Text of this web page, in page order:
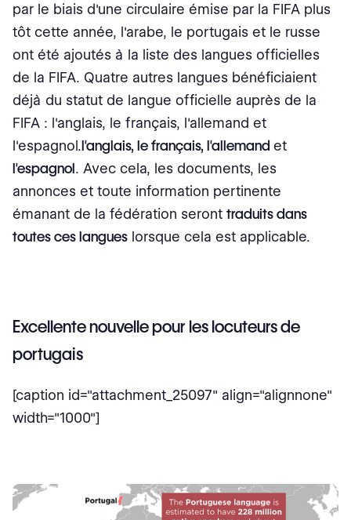
par le biais d'une circulaire émise par la FIFA plus
tôt cette année, l'arabe, le portugais et le russe
ont été ajoutés à la liste des langues officielles
de la FIFA. Quatre autres langues bénéficiaient
déjà du statut de langue officielle auprès de la
FIFA : l'anglais, le français, l'allemand et
l'espagnol.l'anglais, le français, l'allemand et
l'espagnol. Avec cela, les documents, les
annonces et toute information pertinente
émanant de la fédération seront traduits dans
toutes ces langues lorsque cela est applicable.
Excellente nouvelle pour les locuteurs de
portugais
[caption id="attachment_25097" align="alignnone"
width="1000"]